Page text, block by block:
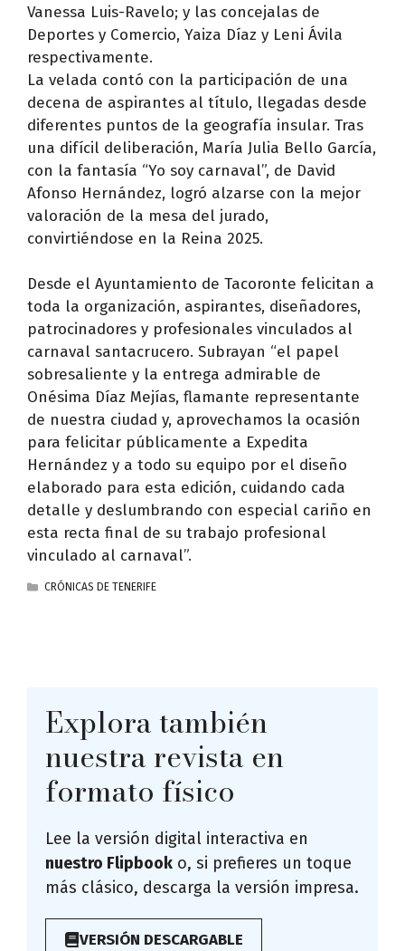
Vanessa Luis-Ravelo; y las concejalas de
Deportes y Comercio, Yaiza Díaz y Leni Ávila
respectivamente.
La velada contó con la participación de una
decena de aspirantes al título, llegadas desde
diferentes puntos de la geografía insular. Tras
una difícil deliberación, María Julia Bello García,
con la fantasía “Yo soy carnaval”, de David
Afonso Hernández, logró alzarse con la mejor
valoración de la mesa del jurado,
convirtiéndose en la Reina 2025.
Desde el Ayuntamiento de Tacoronte felicitan a
toda la organización, aspirantes, diseñadores,
patrocinadores y profesionales vinculados al
carnaval santacrucero. Subrayan “el papel
sobresaliente y la entrega admirable de
Onésima Díaz Mejías, flamante representante
de nuestra ciudad y, aprovechamos la ocasión
para felicitar públicamente a Expedita
Hernández y a todo su equipo por el diseño
elaborado para esta edición, cuidando cada
detalle y deslumbrando con especial cariño en
esta recta final de su trabajo profesional
vinculado al carnaval”.
CATEGORÍAS
CRÓNICAS DE TENERIFE
Explora también
nuestra revista en
formato físico
Lee la versión digital interactiva en
nuestro Flipbook o, si prefieres un toque
más clásico, descarga la versión impresa.
VERSIÓN DESCARGABLE